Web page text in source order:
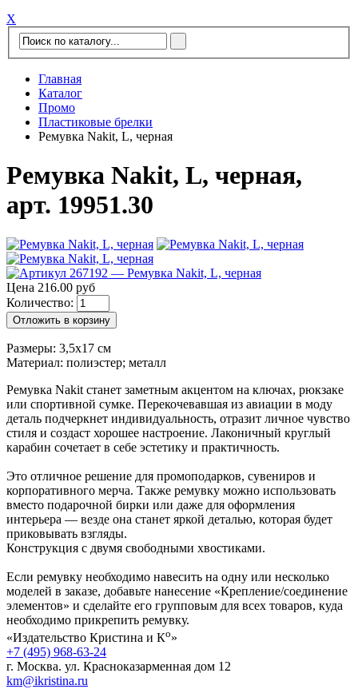
Х
Главная
Каталог
Промо
Пластиковые брелки
Ремувка Nakit, L, черная
Ремувка Nakit, L, черная,
арт. 19951.30
Цена 216.00 руб
Количество:
Отложить в корзину
Размеры: 3,5х17 см
Материал: полиэстер; металл
Ремувка Nakit станет заметным акцентом на ключах, рюкзаке
или спортивной сумке. Перекочевавшая из авиации в моду
деталь подчеркнет индивидуальность, отразит личное чувство
стиля и создаст хорошее настроение. Лаконичный круглый
карабин сочетает в себе эстетику и практичность.
Это отличное решение для промоподарков, сувениров и
корпоративного мерча. Также ремувку можно использовать
вместо подарочной бирки или даже для оформления
интерьера — везде она станет яркой деталью, которая будет
приковывать взгляды.
Конструкция с двумя свободными хвостиками.
Если ремувку необходимо навесить на одну или несколько
моделей в заказе, добавьте нанесение «Крепление/соединение
элементов» и сделайте его групповым для всех товаров, куда
необходимо прикрепить ремувку.
«Издательство Кристина и Ко»
+7 (495) 968-63-24
г. Москва. ул. Красноказарменная дом 12
km@ikristina.ru